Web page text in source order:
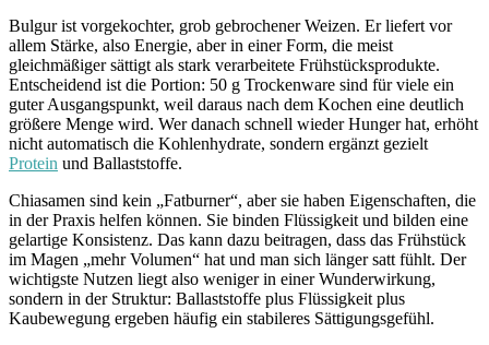
Bulgur ist vorgekochter, grob gebrochener Weizen. Er liefert vor
allem Stärke, also Energie, aber in einer Form, die meist
gleichmäßiger sättigt als stark verarbeitete Frühstücksprodukte.
Entscheidend ist die Portion: 50 g Trockenware sind für viele ein
guter Ausgangspunkt, weil daraus nach dem Kochen eine deutlich
größere Menge wird. Wer danach schnell wieder Hunger hat, erhöht
nicht automatisch die Kohlenhydrate, sondern ergänzt gezielt
Protein und Ballaststoffe.
Chiasamen sind kein „Fatburner“, aber sie haben Eigenschaften, die
in der Praxis helfen können. Sie binden Flüssigkeit und bilden eine
gelartige Konsistenz. Das kann dazu beitragen, dass das Frühstück
im Magen „mehr Volumen“ hat und man sich länger satt fühlt. Der
wichtigste Nutzen liegt also weniger in einer Wunderwirkung,
sondern in der Struktur: Ballaststoffe plus Flüssigkeit plus
Kaubewegung ergeben häufig ein stabileres Sättigungsgefühl.